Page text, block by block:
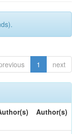
1 next
Author(s)